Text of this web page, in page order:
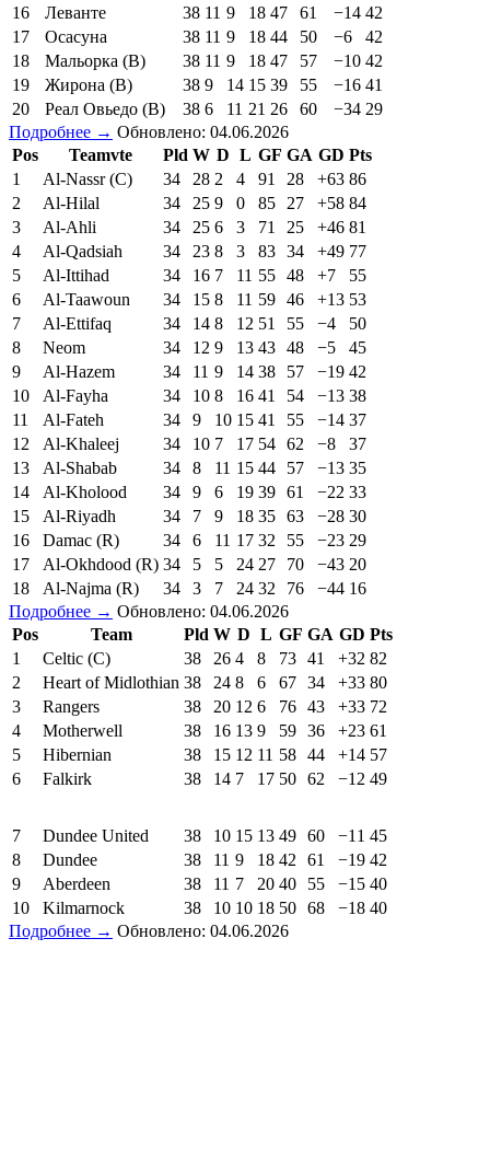
16 Леванте 38 11 9 18 47 61 −14 42
17
Осасуна 38 11 9 18 44 50 −6
42
18
Мальорка (В) 38 11 9 18 47 57 −10 42
19
Жирона (В) 38 9 14 15 39 55 −16 41
20
Реал Овьедо (В) 38 6 11 21 26 60 −34 29
Подробнее → Обновлено: 04.06.2026
Pos
Teamvte Pld W D L GF GA GD Pts
1
Al-Nassr (C) 34 28 2 4 91 28 +63 86
2
Al-Hilal 34 25 9 0 85 27 +58 84
3
Al-Ahli 34 25 6 3 71 25 +46 81
4
Al-Qadsiah 34 23 8 3 83 34 +49 77
5
Al-Ittihad 34 16 7 11 55 48 +7
55
6
Al-Taawoun 34 15 8 11 59 46 +13 53
7
Al-Ettifaq 34 14 8 12 51 55 −4
50
8
Neom 34 12 9 13 43 48 −5
45
9
Al-Hazem 34 11 9 14 38 57 −19 42
10
Al-Fayha 34 10 8 16 41 54 −13 38
11
Al-Fateh 34 9 10 15 41 55 −14 37
12
Al-Khaleej 34 10 7 17 54 62 −8
37
13
Al-Shabab 34 8 11 15 44 57 −13 35
14
Al-Kholood 34 9 6 19 39 61 −22 33
15
Al-Riyadh 34 7 9 18 35 63 −28 30
16
Damac (R) 34 6 11 17 32 55 −23 29
17
Al-Okhdood (R) 34 5 5 24 27 70 −43 20
18
Al-Najma (R) 34 3 7 24 32 76 −44 16
Подробнее → Обновлено: 04.06.2026
Pos
Team Pld W D L GF GA GD Pts
1
Celtic (C) 38 26 4 8 73 41 +32 82
2
Heart of Midlothian 38 24 8 6 67 34 +33 80
3
Rangers 38 20 12 6 76 43 +33 72
4
Motherwell 38 16 13 9 59 36 +23 61
5
Hibernian 38 15 12 11 58 44 +14 57
6
Falkirk 38 14 7 17 50 62 −12 49
7 Dundee United 38 10 15 13 49 60 −11 45
8
Dundee 38 11 9 18 42 61 −19 42
9
Aberdeen 38 11 7 20 40 55 −15 40
10
Kilmarnock 38 10 10 18 50 68 −18 40
Подробнее → Обновлено: 04.06.2026